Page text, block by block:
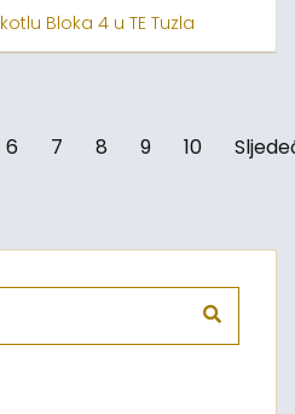
Bloka 4 u TE Tuzla
6 7 8 9 10